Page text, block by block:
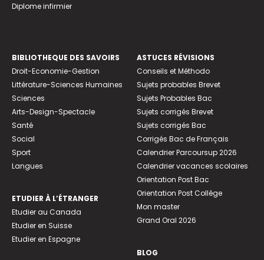
Diplome infirmier
BIBLIOTHEQUE DES SAVOIRS
Droit-Economie-Gestion
Littérature-Sciences Humaines
Sciences
Arts-Design-Spectacle
Santé
Social
Sport
Langues
ETUDIER À L’ÉTRANGER
Etudier au Canada
Etudier en Suisse
Etudier en Espagne
ASTUCES RÉVISIONS
Conseils et Méthodo
Sujets probables Brevet
Sujets Probables Bac
Sujets corrigés Brevet
Sujets corrigés Bac
Corrigés Bac de Français
Calendrier Parcoursup 2026
Calendrier vacances scolaires
Orientation Post Bac
Orientation Post Collège
Mon master
Grand Oral 2026
BLOG